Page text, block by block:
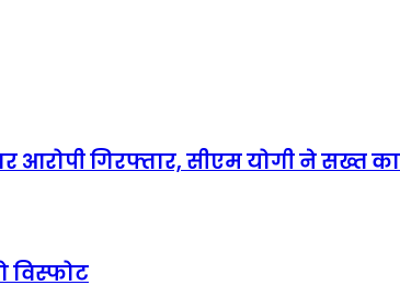
गिरफ्तार, सीएम योगी ने सख्त